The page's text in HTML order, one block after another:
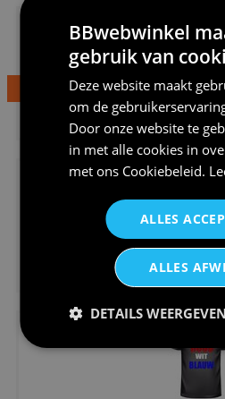
€24,95
Dames v hals t-shirt
Koningsdag shirt
BBwebwinkel
gebruik van
Deze website maakt
om de
Door onze website te
in met alle cookies in
met ons Cookiebeleid.
ALLES
ALLES
DETAILS WEERGEVEN